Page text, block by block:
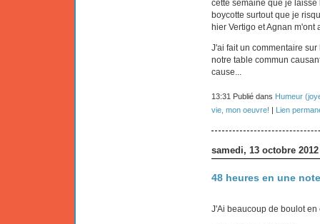
cette semaine que je laisse
boycotte surtout que je
hier Vertigo et Agnan m'ont
J'ai fait un commentaire
notre table commun
cause...
13:31 Publié dans Humeur
vie, mon oeuvre! | Lien
samedi, 13 octobre 2012
48 heures en une note
J'Ai beaucoup de boulot en